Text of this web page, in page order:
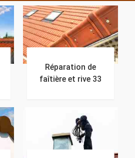
Réparation de
faîtière et rive 33